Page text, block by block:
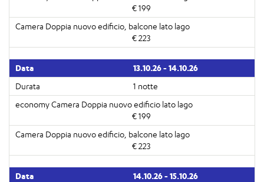
€ 199
€ 223
13.10.26 - 14.10.26
1 notte
€ 199
€ 223
14.10.26 - 15.10.26